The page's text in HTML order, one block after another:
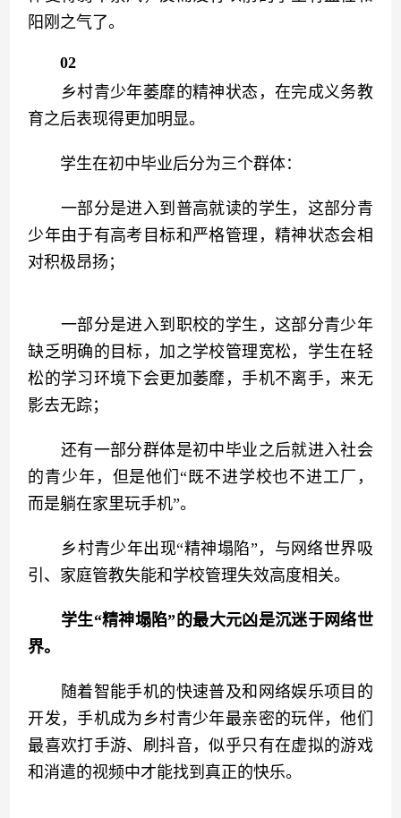
阳刚之气了。
02
乡村青少年萎靡的精神状态，在完成义务教
育之后表现得更加明显。
学生在初中毕业后分为三个群体：
一部分是进入到普高就读的学生，这部分青
少年由于有高考目标和严格管理，精神状态会相
对积极昂扬；
一部分是进入到职校的学生，这部分青少年
缺乏明确的目标，加之学校管理宽松，学生在轻
松的学习环境下会更加萎靡，手机不离手，来无
影去无踪；
还有一部分群体是初中毕业之后就进入社会
的青少年，但是他们“既不进学校也不进工厂，
而是躺在家里玩手机”。
乡村青少年出现“精神塌陷”，与网络世界吸
引、家庭管教失能和学校管理失效高度相关。
学生“精神塌陷”的最大元凶是沉迷于网络世
界。
随着智能手机的快速普及和网络娱乐项目的
开发，手机成为乡村青少年最亲密的玩伴，他们
最喜欢打手游、刷抖音，似乎只有在虚拟的游戏
和消遣的视频中才能找到真正的快乐。